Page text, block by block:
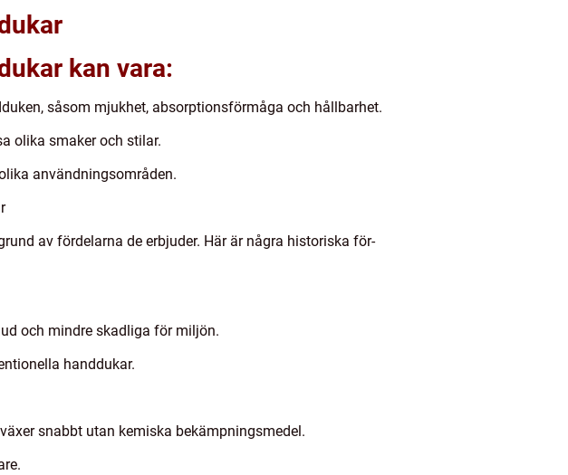
kan vara:
såsom mjukhet, absorptionsförmåga och hållbarhet.
olika smaker och stilar.
användningsområden.
av fördelarna de erbjuder. Här är några historiska för-
och mindre skadliga för miljön.
handdukar.
snabbt utan kemiska bekämpningsmedel.